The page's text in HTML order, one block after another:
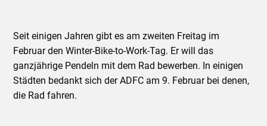
Seit einigen Jahren gibt es am zweiten Freitag im
Februar den Winter-Bike-to-Work-Tag. Er will das
ganzjährige Pendeln mit dem Rad bewerben. In einigen
Städten bedankt sich der ADFC am 9. Februar bei denen,
die Rad fahren.